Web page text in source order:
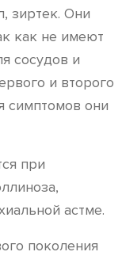
зиртек. Они
как не имеют
сосудов и
и второго
симптомов они
при
астме.